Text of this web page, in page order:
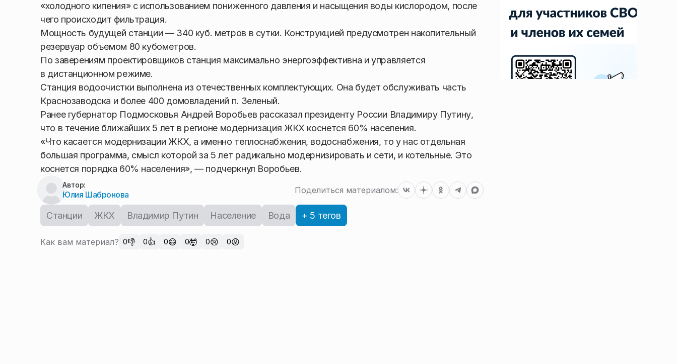
«холодного кипения» с использованием пониженного давления и насыщения воды кислородом, после
чего происходит фильтрация.
Мощность будущей станции — 340 куб. метров в сутки. Конструкцией предусмотрен накопительный
резервуар объемом 80 кубометров.
По заверениям проектировщиков станция максимально энергоэффективна и управляется
в дистанционном режиме.
Станция водоочистки выполнена из отечественных комплектующих. Она будет обслуживать часть
Краснозаводска и более 400 домовладений п. Зеленый.
Ранее губернатор Подмосковья Андрей Воробьев рассказал президенту России Владимиру Путину,
что в течение ближайших 5 лет в регионе модернизация ЖКХ коснется 60% населения.
«Что касается модернизации ЖКХ, а именно теплоснабжения, водоснабжения, то у нас отдельная
большая программа, смысл которой за 5 лет радикально модернизировать и сети, и котельные. Это
коснется порядка 60% населения», — подчеркнул Воробьев.
Автор:
Юлия Шабронова Поделиться материалом:
Станции ЖКХ Владимир Путин Население Вода + 5 тегов
Как вам материал? 0👎 0👍 0😄 0🤯 0😢 0😡